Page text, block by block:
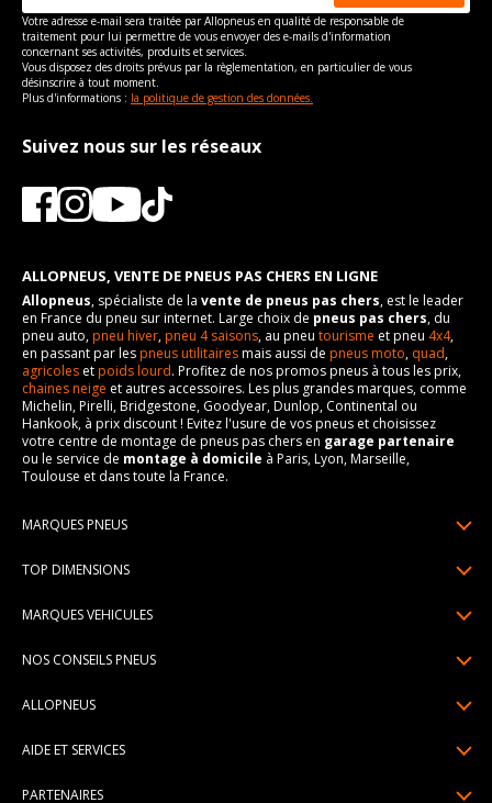
Votre adresse e-mail sera traitée par Allopneus en qualité de responsable de
traitement pour lui permettre de vous envoyer des e-mails d'information
concernant ses activités, produits et services.
Vous disposez des droits prévus par la règlementation, en particulier de vous
désinscrire à tout moment.
Plus d'informations : la politique de gestion des données.
Suivez nous sur les réseaux
ALLOPNEUS, VENTE DE PNEUS PAS CHERS EN LIGNE
Allopneus, spécialiste de la vente de pneus pas chers, est le leader
en France du pneu sur internet. Large choix de pneus pas chers, du
pneu auto,pneu hiver,pneu 4 saisons, au pneu tourisme et pneu 4x4,
en passant par lespneus utilitairesmais aussi de pneus moto, quad,
agricoles etpoids lourd. Profitez de nos promos pneus à tous les prix,
chaines neige et autres accessoires. Les plus grandes marques, comme
Michelin, Pirelli, Bridgestone, Goodyear, Dunlop, Continental ou
Hankook, à prix discount ! Evitez l'usure de vos pneus et choisissez
votre centre de montage de pneus pas chers en garage partenaire
ou le service de montage à domicile à Paris, Lyon, Marseille,
Toulouse et dans toute la France.
MARQUES PNEUS
Pneus Continental
Pneus Hankook
Pneus Dunlop
TOP DIMENSIONS
195/65R15
205/60R16
225/45R17
MARQUES VEHICULES
Peugeot
NOS CONSEILS PNEUS
Pression pneu
ALLOPNEUS
Espace Presse
AIDE ET SERVICES
PARTENAIRES